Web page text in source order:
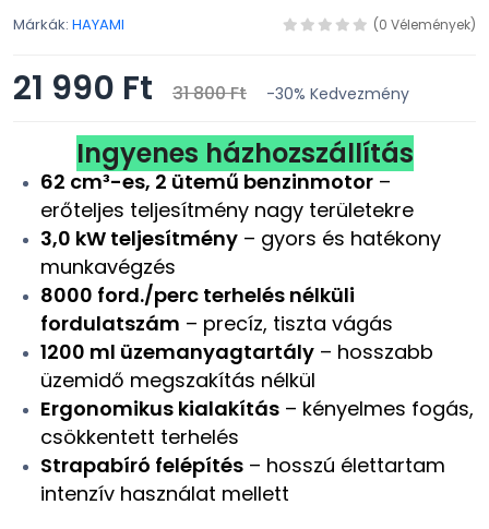
Márkák: HAYAMI (0 Vélemények)
21 990 Ft 31 800 Ft -30% Kedvezmény
Ingyenes házhozszállítás
62 cm³-es, 2 ütemű benzinmotor –
erőteljes teljesítmény nagy területekre
3,0 kW teljesítmény – gyors és hatékony
munkavégzés
8000 ford./perc terhelés nélküli
fordulatszám – precíz, tiszta vágás
1200 ml üzemanyagtartály – hosszabb
üzemidő megszakítás nélkül
Ergonomikus kialakítás – kényelmes fogás,
csökkentett terhelés
Strapabíró felépítés – hosszú élettartam
intenzív használat mellett